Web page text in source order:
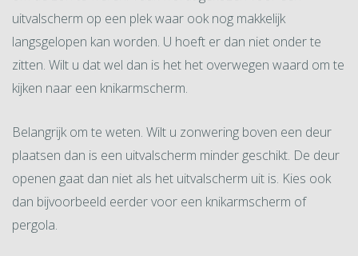
uitvalscherm op een plek waar ook nog makkelijk
langsgelopen kan worden. U hoeft er dan niet onder te
zitten. Wilt u dat wel dan is het het overwegen waard om te
kijken naar een knikarmscherm.
Belangrijk om te weten. Wilt u zonwering boven een deur
plaatsen dan is een uitvalscherm minder geschikt. De deur
openen gaat dan niet als het uitvalscherm uit is. Kies ook
dan bijvoorbeeld eerder voor een knikarmscherm of
pergola.